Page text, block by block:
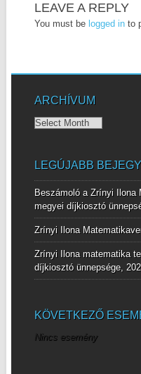
LEAVE A REPLY
You must be logged into
ARCHÍVUM
Archívum
LEGÚJABB
Beszámoló a Zrínyi Ilona
megyei díjkiosztó
Zrínyi Ilona
Zrínyi Ilona matematika
díjkiosztó ünnepsége,
KÖVETKEZŐ
Nincs esemény